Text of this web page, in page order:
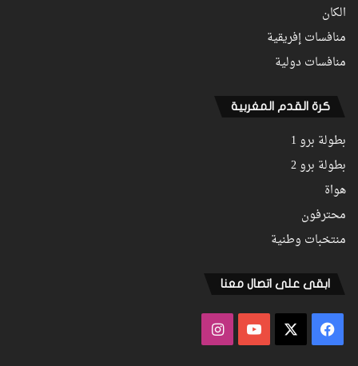
الكان
منافسات إفريقية
منافسات دولية
كرة القدم المغربية
بطولة برو 1
بطولة برو 2
هواة
محترفون
منتخبات وطنية
ابقى على اتصال معنا
فيسبوك ‫YouTubeانستقرام